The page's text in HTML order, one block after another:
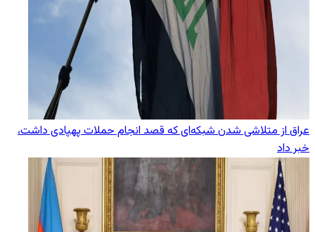
عراق از متلاشی شدن شبکه‌ای که قصد انجام حملات پهپادی داشت،
خبر داد